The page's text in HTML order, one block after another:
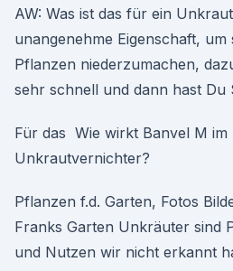
AW: Was ist das für ein
unangenehme Eigenschaft,
Pflanzen niederzumachen,
sehr schnell und dann hast Du
Für das Wie wirkt Banvel M im
Unkrautvernichter?
Pflanzen f.d. Garten, Fotos
Franks Garten Unkräuter sind
und Nutzen wir nicht erkannt